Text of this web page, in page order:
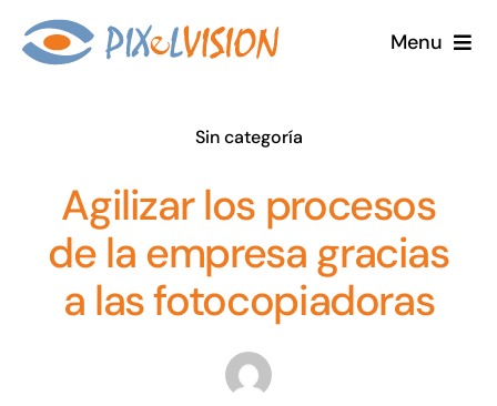
Saltar
Menu
Por qué Elegirnos
Equipos
Contacta
Sin categoría
Agilizar los procesos
de la empresa gracias
a las fotocopiadoras